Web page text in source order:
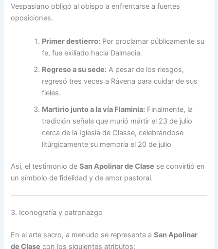
Vespasiano obligó al obispo a enfrentarse a fuertes
oposiciones.
Primer destierro: Por proclamar públicamente su
fe, fue exiliado hacia Dalmacia.
Regreso a su sede: A pesar de los riesgos,
regresó tres veces a Rávena para cuidar de sus
fieles.
Martirio junto a la vía Flaminia: Finalmente, la
tradición señala que murió mártir el 23 de julio
cerca de la Iglesia de Classe, celebrándose
litúrgicamente su memoria el 20 de julio
Así, el testimonio deSan Apolinar de Clase se convirtió en
un símbolo de fidelidad y de amor pastoral.
3. Iconografía y patronazgo
En el arte sacro, a menudo se representa aSan Apolinar
de Clase con los siguientes atributos: